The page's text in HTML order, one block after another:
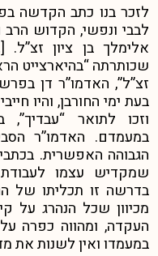
לזכר בנו כתב הקדשה
לבבי ונפשי, הקדוש הרב
אלימלך בן ציון
שכותרתה “בהיארצייט
זצ”ל”, האדמו”ר דן
בעת ימי החורבן, והיו
וזכו לתואר
במעמדם. האדמו”ר
הגבוהה האפשרית.
שמקדיש עצמו לעבודת
בדרשה זו תכליתו של
מכיוון שכל הנהרג
העקדה, ומהווה כפרה
במעמדו ואין לשנות את